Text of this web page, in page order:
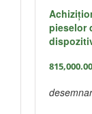
pieselor
815,000.00